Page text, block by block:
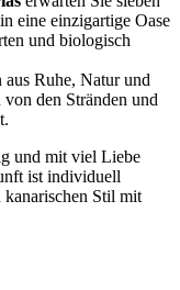
eine einzigartige Oase
und biologisch
Ruhe, Natur und
den Stränden und
und mit viel Liebe
ist individuell
Stil mit